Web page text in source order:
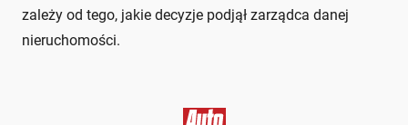
zależy od tego, jakie decyzje podjął zarządca danej
nieruchomości.